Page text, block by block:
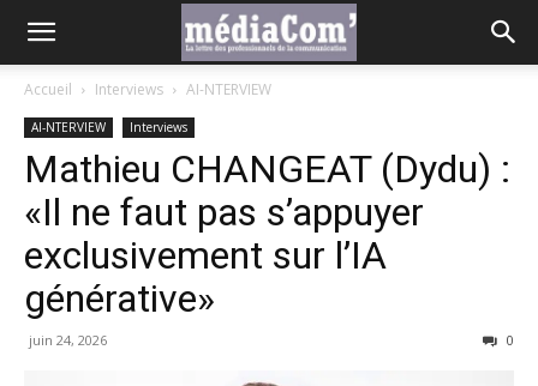
Accueil Interviews AI-NTERVIEW
AI-NTERVIEW Interviews
Mathieu CHANGEAT (Dydu) :
«Il ne faut pas s’appuyer
exclusivement sur l’IA
générative»
juin 24, 2026 0